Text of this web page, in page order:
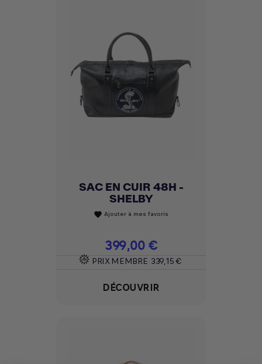
SAC EN CUIR 48H -
SHELBY
favorite Ajouter à mes favoris
Prix
399,00 €
PRIX MEMBRE 339,15 €
DÉCOUVRIR